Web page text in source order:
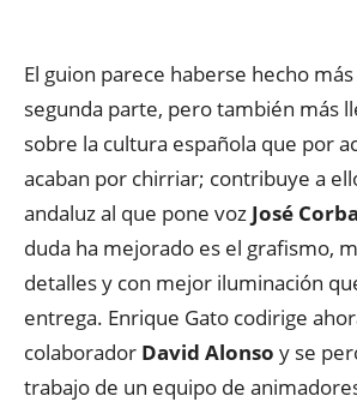
El guion parece haberse hecho más
segunda parte, pero también más
sobre la cultura española que por
acaban por chirriar; contribuye a
andaluz al que pone voz José
duda ha mejorado es el grafismo,
detalles y con mejor iluminación
entrega. Enrique Gato codirige
colaborador David Alonso y se
trabajo de un equipo de